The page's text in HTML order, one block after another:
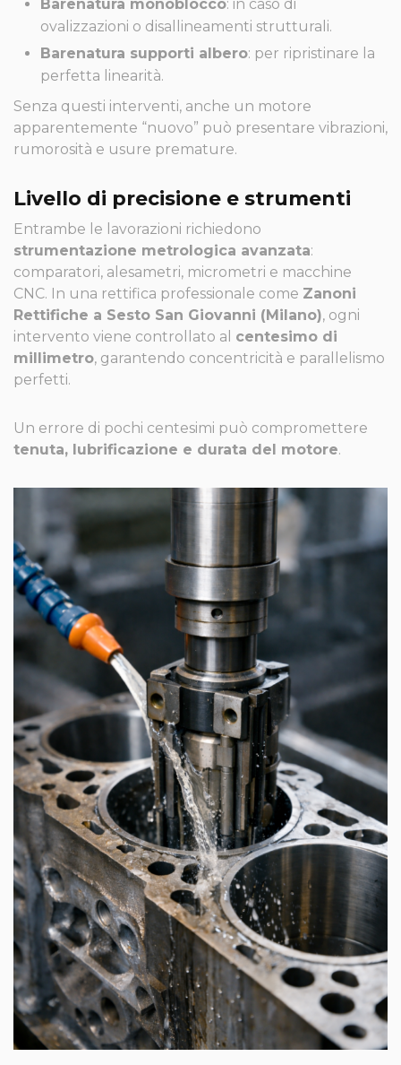
Barenatura monoblocco: in caso di
ovalizzazioni o disallineamenti strutturali.
Barenatura supporti albero: per ripristinare la
perfetta linearità.
Senza questi interventi, anche un motore
apparentemente “nuovo” può presentare vibrazioni,
rumorosità e usure premature.
Livello di precisione e strumenti
Entrambe le lavorazioni richiedono
strumentazione metrologica avanzata:
comparatori, alesametri, micrometri e macchine
CNC. In una rettifica professionale come Zanoni
Rettifiche a Sesto San Giovanni (Milano), ogni
intervento viene controllato al centesimo di
millimetro, garantendo concentricità e parallelismo
perfetti.
Un errore di pochi centesimi può compromettere
tenuta, lubrificazione e durata del motore.